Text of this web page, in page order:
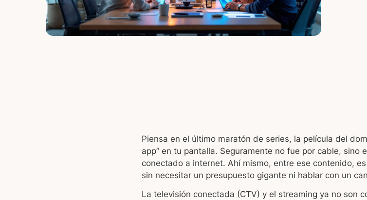
Piensa en el último maratón de series, la película del
app” en tu pantalla. Seguramente no fue por cable, sino
conectado a internet. Ahí mismo, entre ese contenido,
sin necesitar un presupuesto gigante ni hablar con un
La televisión conectada (CTV) y el streaming ya no son